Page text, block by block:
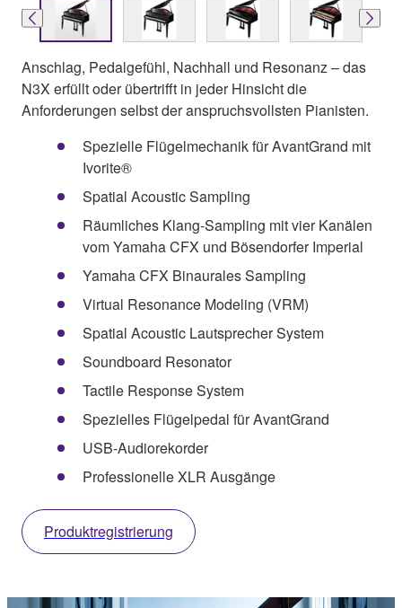
Anschlag, Pedalgefühl, Nachhall und Resonanz – das
N3X erfüllt oder übertrifft in jeder Hinsicht die
Anforderungen selbst der anspruchsvollsten Pianisten.
Spezielle Flügelmechanik für AvantGrand mit
Ivorite®
Spatial Acoustic Sampling
Räumliches Klang-Sampling mit vier Kanälen
vom Yamaha CFX und Bösendorfer Imperial
Yamaha CFX Binaurales Sampling
Virtual Resonance Modeling (VRM)
Spatial Acoustic Lautsprecher System
Soundboard Resonator
Tactile Response System
Spezielles Flügelpedal für AvantGrand
USB-Audiorekorder
Professionelle XLR Ausgänge
Produktregistrierung